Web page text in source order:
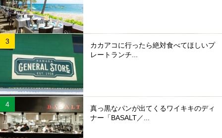
カカアコに行ったら絶対食べてほしいプ
レートランチ...
真っ黒なパンが出てくるワイキキのディ
ナー「BASALT／...